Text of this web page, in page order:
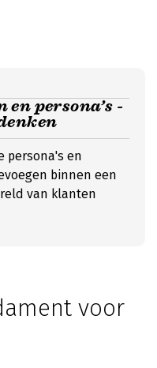
persona’s -
persona's en
binnen een
van klanten
voor